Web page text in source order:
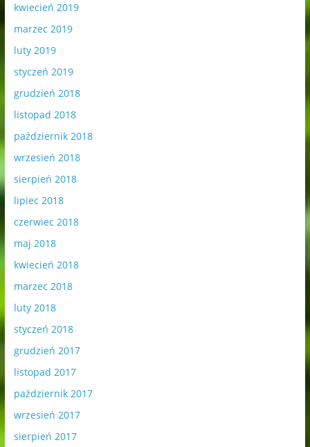
kwiecień 2019
marzec 2019
luty 2019
styczeń 2019
grudzień 2018
listopad 2018
październik 2018
wrzesień 2018
sierpień 2018
lipiec 2018
czerwiec 2018
maj 2018
kwiecień 2018
marzec 2018
luty 2018
styczeń 2018
grudzień 2017
listopad 2017
październik 2017
wrzesień 2017
sierpień 2017